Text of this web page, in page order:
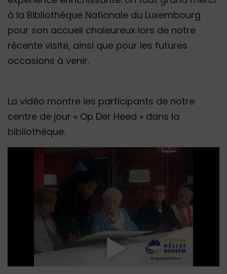
à la Bibliothèque Nationale du Luxembourg
pour son accueil chaleureux lors de notre
récente visite, ainsi que pour les futures
occasions à venir.
La vidéo montre les participants de notre
centre de jour « Op Der Heed » dans la
bibliothèque.